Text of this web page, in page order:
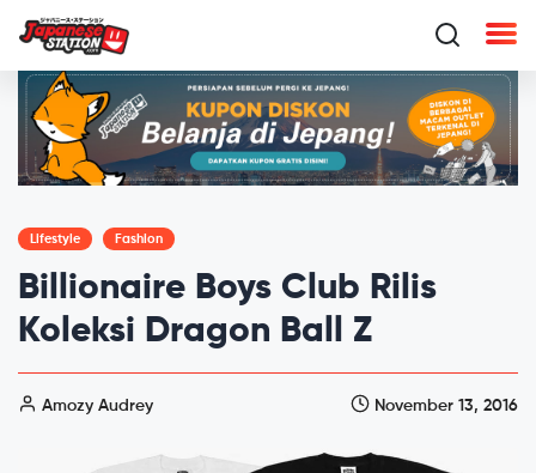
Lifestyle Fashion
Billionaire Boys Club Rilis
Koleksi Dragon Ball Z
Amozy Audrey November 13, 2016